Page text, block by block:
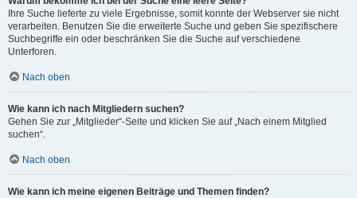
Ihre Suche lieferte zu viele Ergebnisse, somit konnte der Webserver sie nicht
verarbeiten. Benutzen Sie die erweiterte Suche und geben Sie spezifischere
Suchbegriffe ein oder beschränken Sie die Suche auf verschiedene
Unterforen.
Nach oben
Wie kann ich nach Mitgliedern suchen?
Gehen Sie zur „Mitglieder“-Seite und klicken Sie auf „Nach einem Mitglied
suchen“.
Nach oben
Wie kann ich meine eigenen Beiträge und Themen finden?